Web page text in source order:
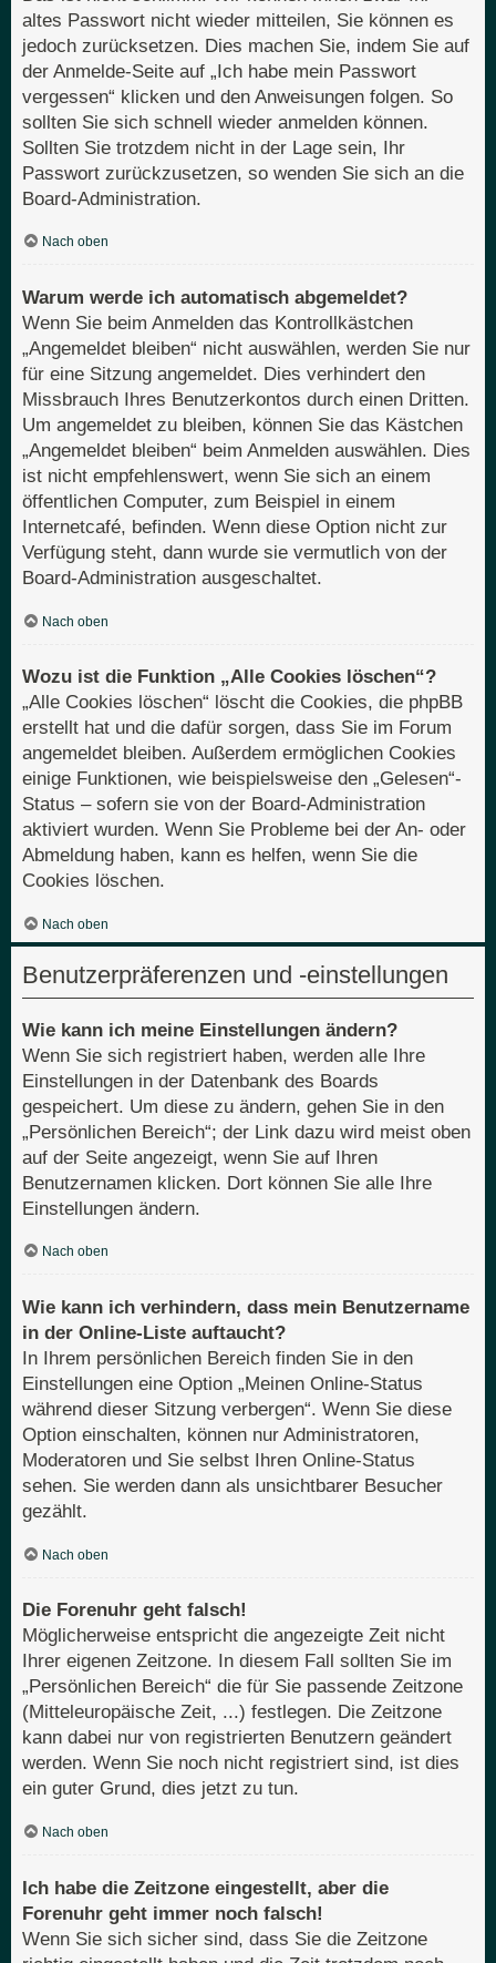
altes Passwort nicht wieder mitteilen, Sie können es
jedoch zurücksetzen. Dies machen Sie, indem Sie auf
der Anmelde-Seite auf „Ich habe mein Passwort
vergessen“ klicken und den Anweisungen folgen. So
sollten Sie sich schnell wieder anmelden können.
Sollten Sie trotzdem nicht in der Lage sein, Ihr
Passwort zurückzusetzen, so wenden Sie sich an die
Board-Administration.
Nach oben
Warum werde ich automatisch abgemeldet?
Wenn Sie beim Anmelden das Kontrollkästchen
„Angemeldet bleiben“ nicht auswählen, werden Sie nur
für eine Sitzung angemeldet. Dies verhindert den
Missbrauch Ihres Benutzerkontos durch einen Dritten.
Um angemeldet zu bleiben, können Sie das Kästchen
„Angemeldet bleiben“ beim Anmelden auswählen. Dies
ist nicht empfehlenswert, wenn Sie sich an einem
öffentlichen Computer, zum Beispiel in einem
Internetcafé, befinden. Wenn diese Option nicht zur
Verfügung steht, dann wurde sie vermutlich von der
Board-Administration ausgeschaltet.
Nach oben
Wozu ist die Funktion „Alle Cookies löschen“?
„Alle Cookies löschen“ löscht die Cookies, die phpBB
erstellt hat und die dafür sorgen, dass Sie im Forum
angemeldet bleiben. Außerdem ermöglichen Cookies
einige Funktionen, wie beispielsweise den „Gelesen“-
Status – sofern sie von der Board-Administration
aktiviert wurden. Wenn Sie Probleme bei der An- oder
Abmeldung haben, kann es helfen, wenn Sie die
Cookies löschen.
Nach oben
Benutzerpräferenzen und -einstellungen
Wie kann ich meine Einstellungen ändern?
Wenn Sie sich registriert haben, werden alle Ihre
Einstellungen in der Datenbank des Boards
gespeichert. Um diese zu ändern, gehen Sie in den
„Persönlichen Bereich“; der Link dazu wird meist oben
auf der Seite angezeigt, wenn Sie auf Ihren
Benutzernamen klicken. Dort können Sie alle Ihre
Einstellungen ändern.
Nach oben
Wie kann ich verhindern, dass mein Benutzername
in der Online-Liste auftaucht?
In Ihrem persönlichen Bereich finden Sie in den
Einstellungen eine Option „Meinen Online-Status
während dieser Sitzung verbergen“. Wenn Sie diese
Option einschalten, können nur Administratoren,
Moderatoren und Sie selbst Ihren Online-Status
sehen. Sie werden dann als unsichtbarer Besucher
gezählt.
Nach oben
Die Forenuhr geht falsch!
Möglicherweise entspricht die angezeigte Zeit nicht
Ihrer eigenen Zeitzone. In diesem Fall sollten Sie im
„Persönlichen Bereich“ die für Sie passende Zeitzone
(Mitteleuropäische Zeit, ...) festlegen. Die Zeitzone
kann dabei nur von registrierten Benutzern geändert
werden. Wenn Sie noch nicht registriert sind, ist dies
ein guter Grund, dies jetzt zu tun.
Nach oben
Ich habe die Zeitzone eingestellt, aber die
Forenuhr geht immer noch falsch!
Wenn Sie sich sicher sind, dass Sie die Zeitzone